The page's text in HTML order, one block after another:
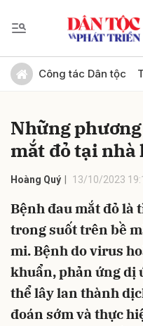
Công tác Dân tộc
Những
mắt đỏ tại nhà
Hoàng Quý 13/10/2023
Bệnh đau mắt đỏ là
trong suốt trên bề
mi. Bệnh do virus
khuẩn, phản ứng dị
thể lây lan thành
đoán sớm và thực
Gửi bình luận